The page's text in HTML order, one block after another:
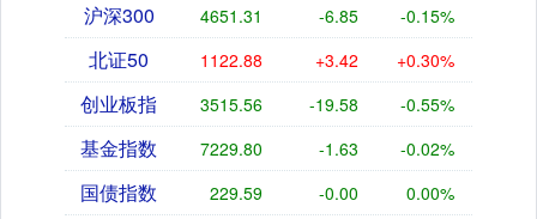
沪深300 4651.31 -6.85 -0.15%
北证50 1122.88 +3.42 +0.30%
创业板指 3515.56 -19.58 -0.55%
基金指数 7229.80 -1.63 -0.02%
国债指数 229.59 -0.00 0.00%